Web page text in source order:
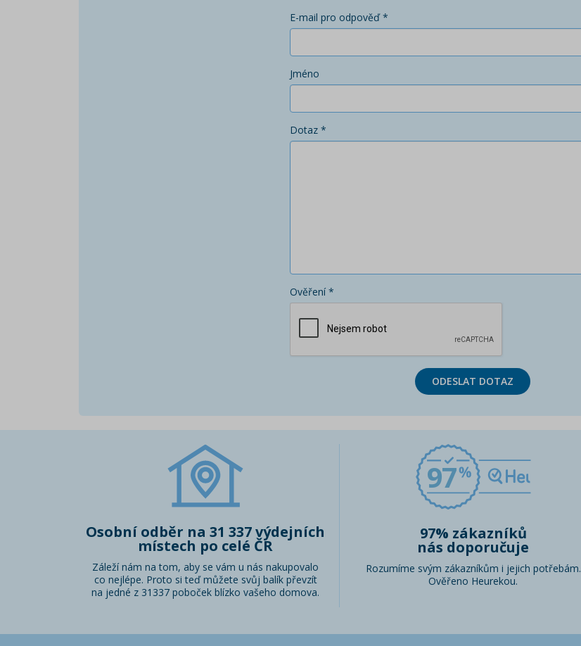
E-mail pro odpověď *
Jméno
Dotaz *
Ověření *
ODESLAT DOTAZ
Osobní odběr na 31 337 výdejních
místech po celé ČR
Záleží nám na tom, aby se vám u nás nakupovalo
co nejlépe. Proto si teď můžete svůj balík převzít
na jedné z 31337 poboček blízko vašeho domova.
97
97% zákazníků
nás doporučuje
Rozumíme svým zákazníkům i jejich potřebám.
Ověřeno Heurekou.